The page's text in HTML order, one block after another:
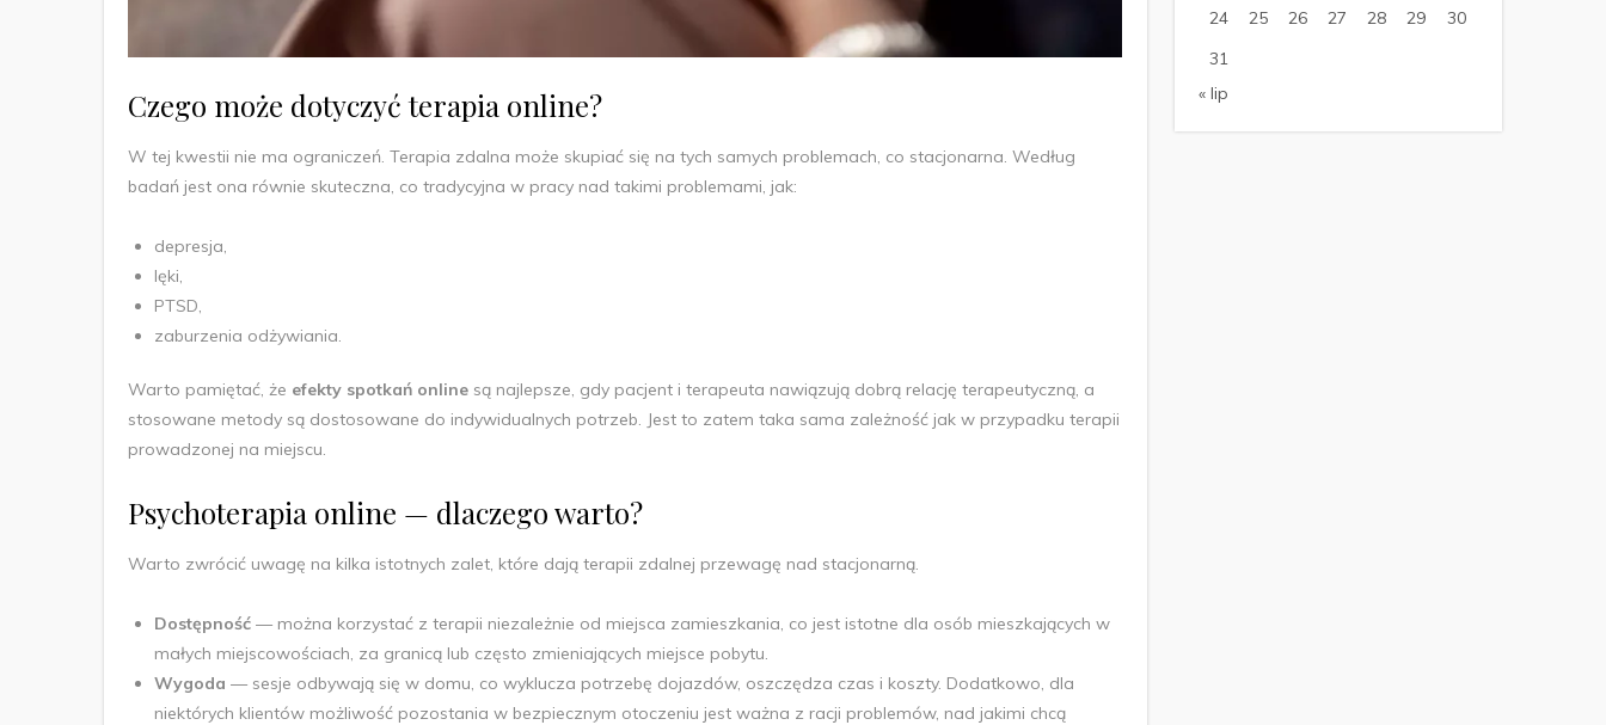
Czego może dotyczyć terapia online?
W tej kwestii nie ma ograniczeń. Terapia zdalna może skupiać się na tych samych problemach, co stacjonarna. Według
badań jest ona równie skuteczna, co tradycyjna w pracy nad takimi problemami, jak:
depresja,
lęki,
PTSD,
zaburzenia odżywiania.
Warto pamiętać, że efekty spotkań online są najlepsze, gdy pacjent i terapeuta nawiązują dobrą relację terapeutyczną, a
stosowane metody są dostosowane do indywidualnych potrzeb. Jest to zatem taka sama zależność jak w przypadku terapii
prowadzonej na miejscu.
Psychoterapia online — dlaczego warto?
Warto zwrócić uwagę na kilka istotnych zalet, które dają terapii zdalnej przewagę nad stacjonarną.
Dostępność — można korzystać z terapii niezależnie od miejsca zamieszkania, co jest istotne dla osób mieszkających w
małych miejscowościach, za granicą lub często zmieniających miejsce pobytu.
Wygoda — sesje odbywają się w domu, co wyklucza potrzebę dojazdów, oszczędza czas i koszty. Dodatkowo, dla
niektórych klientów możliwość pozostania w bezpiecznym otoczeniu jest ważna z racji problemów, nad jakimi chcą
24
25 26 27 28 29
30
31
« lip